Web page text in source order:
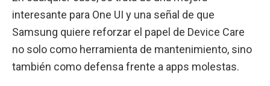
interesante para One UI y una señal de que
Samsung quiere reforzar el papel de Device Care
no solo como herramienta de mantenimiento, sino
también como defensa frente a apps molestas.